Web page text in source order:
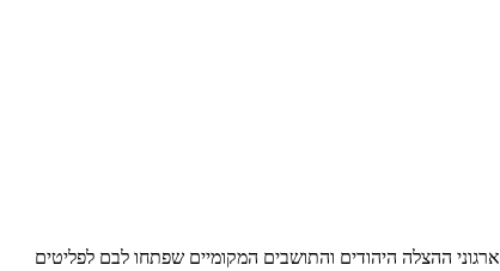
ההצלה היהודים והתושבים המקומיים שפתחו לבם לפליטים